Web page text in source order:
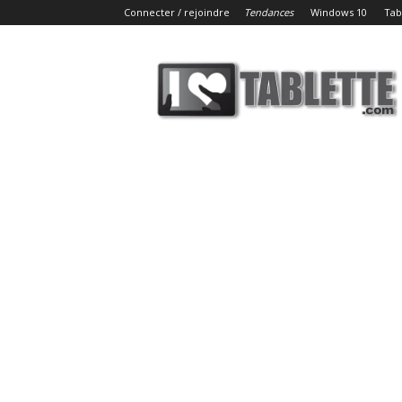
Connecter / rejoindre Tendances Windows 10